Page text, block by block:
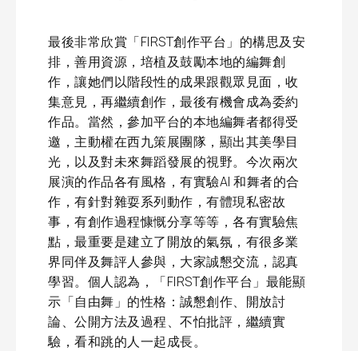
最後非常欣賞「FIRST創作平台」的構思及安
排，善用資源，培植及鼓勵本地的編舞創
作，讓她們以階段性的成果跟觀眾見面，收
集意見，再繼續創作，最後有機會成為委約
作品。當然，參加平台的本地編舞者都得受
邀，主動權在西九策展團隊，顯出其美學目
光，以及對未來舞蹈發展的視野。今次兩次
展演的作品各有風格，有實驗AI 和舞者的合
作，有針對雜耍系列動作，有體現私密故
事，有創作過程慷慨分享等等，各有實驗焦
點，最重要是建立了開放的氣氛，有很多業
界同伴及舞評人參與，大家誠懇交流，認真
學習。個人認為，「FIRST創作平台」最能顯
示「自由舞」的性格：誠懇創作、開放討
論、公開方法及過程、不怕批評，繼續實
驗，看和跳的人一起成長。